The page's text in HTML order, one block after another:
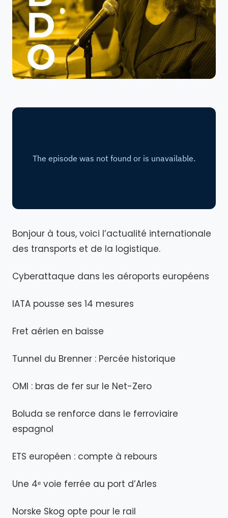
Bonjour à tous, voici l’actualité internationale
des transports et de la logistique.
Cyberattaque dans les aéroports européens
IATA pousse ses 14 mesures
Fret aérien en baisse
Tunnel du Brenner : Percée historique
OMI : bras de fer sur le Net-Zero
Boluda se renforce dans le ferroviaire
espagnol
ETS européen : compte à rebours
Une 4ᵉ voie ferrée au port d’Arles
Norske Skog opte pour le rail